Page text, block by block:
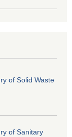
of Solid Waste
of Sanitary